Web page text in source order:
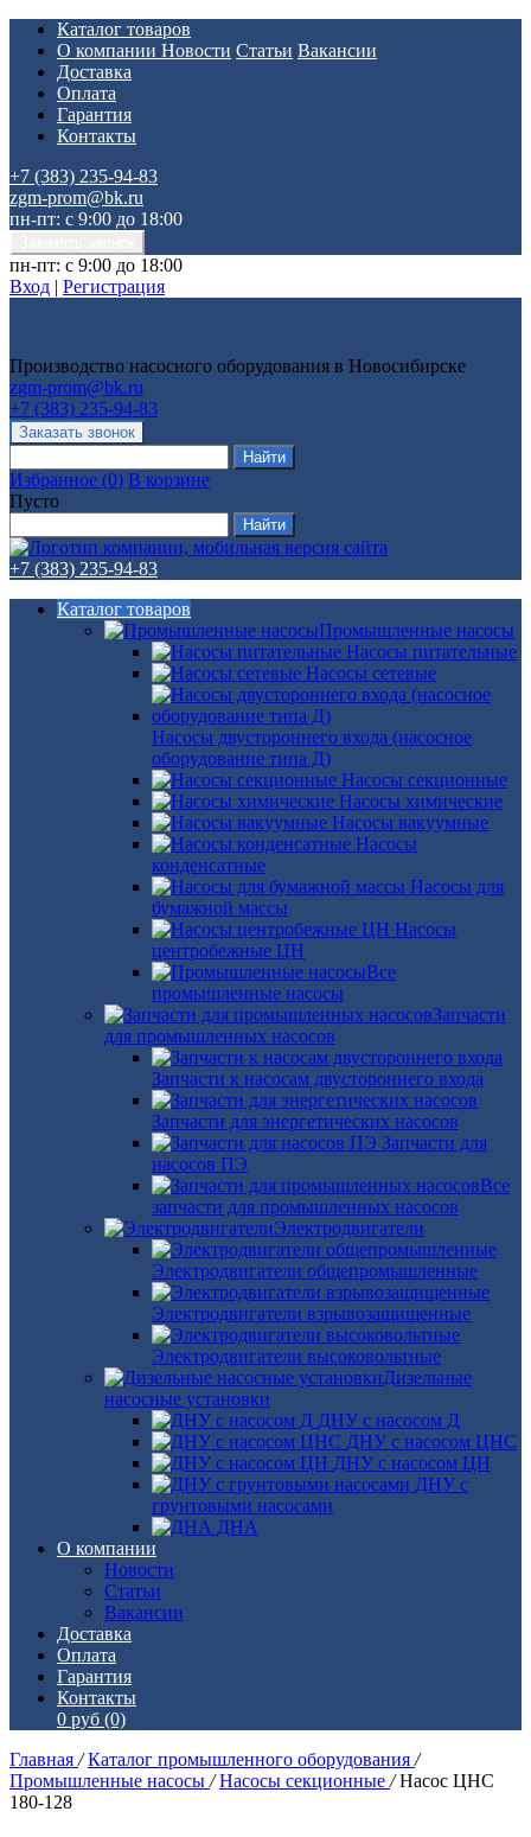
Каталог товаров
О компании Новости Статьи Вакансии
Доставка
Оплата
Гарантия
Контакты
+7 (383) 235-94-83
zgm-prom@bk.ru
пн-пт: с 9:00 до 18:00
пн-пт: с 9:00 до 18:00
Вход | Регистрация
Производство насосного оборудования в Новосибирске
zgm-prom@bk.ru
+7 (383) 235-94-83
Избранное (0) В корзине
Пусто
+7 (383) 235-94-83
Каталог товаров
Промышленные насосы
Насосы питательные
Насосы сетевые
Насосы двустороннего входа (насосное
оборудование типа Д)
Насосы секционные
Насосы химические
Насосы вакуумные
Насосы
конденсатные
Насосы для
бумажной массы
Насосы
центробежные ЦН
Все
промышленные насосы
Запчасти
для промышленных насосов
Запчасти к насосам двустороннего входа
Запчасти для энергетических насосов
Запчасти для
насосов ПЭ
Все
запчасти для промышленных насосов
Электродвигатели
Электродвигатели общепромышленные
Электродвигатели взрывозащищенные
Электродвигатели высоковольтные
Дизельные
насосные установки
ДНУ с насосом Д
ДНУ с насосом ЦНС
ДНУ с насосом ЦН
ДНУ с
грунтовыми насосами
ДНА
О компании
Новости
Статьи
Вакансии
Доставка
Оплата
Гарантия
Контакты
0 руб (0)
Главная / Каталог промышленного оборудования /
Промышленные насосы / Насосы секционные / Насос ЦНС
180-128